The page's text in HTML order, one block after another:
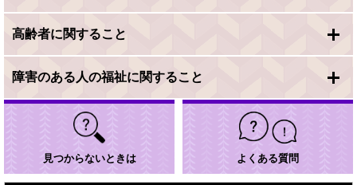
高齢者に関すること
障害のある人の福祉に関すること
見つからないときは よくある質問